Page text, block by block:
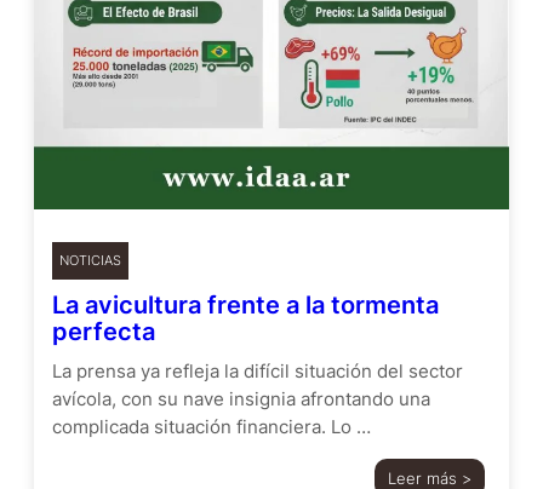
NOTICIAS
La avicultura frente a la tormenta
perfecta
La prensa ya refleja la difícil situación del sector
avícola, con su nave insignia afrontando una
complicada situación financiera. Lo …
Leer más >